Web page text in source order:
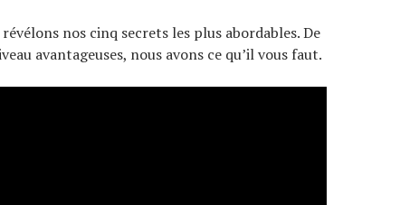
nos cinq secrets les plus abordables. De
avantageuses, nous avons ce qu’il vous faut.